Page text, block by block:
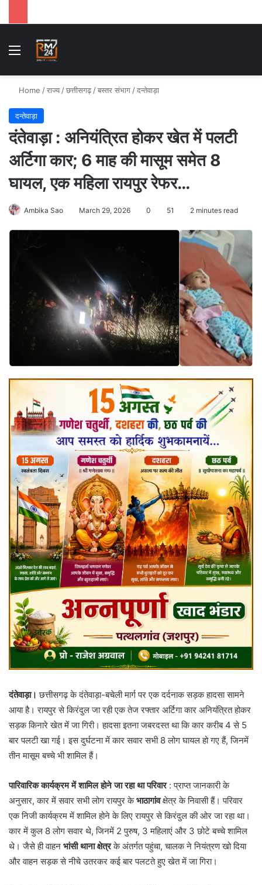
Menu
Home /राज्य /छत्तीसगढ़ /बस्तर संभाग /दन्तेवाड़ा
दन्तेवाड़ा
दंतेवाड़ा : अनियंत्रित होकर खेत में पलटी
अर्टिगा कार; 6 माह की मासूम समेत 8
घायल, एक महिला रायपुर रेफर…
Ambika Sao March 29, 2026 0 51 2 minutes read
दंतेवाड़ा। छत्तीसगढ़ के दंतेवाड़ा-बचेली मार्ग पर एक दर्दनाक सड़क हादसा सामने
आया है। रायपुर से किरंदुल जा रही एक तेज रफ्तार अर्टिगा कार अनियंत्रित होकर
सड़क किनारे खेत में जा गिरी। हादसा इतना जबरदस्त था कि कार करीब 4 से 5
बार पलटी खा गई। इस दुर्घटना में कार सवार सभी 8 लोग घायल हो गए हैं, जिनमें
तीन मासूम बच्चे भी शामिल हैं।
पारिवारिक कार्यक्रम में शामिल होने जा रहा था परिवार: ​प्राप्त जानकारी के
अनुसार, कार में सवार सभी लोग रायपुर केभाठागांवक्षेत्र के निवासी हैं। परिवार
एक निजी कार्यक्रम में शामिल होने के लिए रायपुर से किरंदुल की ओर जा रहा था।
कार में कुल 8 लोग सवार थे, जिनमें 2 पुरुष, 3 महिलाएं और 3 छोटे बच्चे शामिल
थे। जैसे ही वाहन भांसी थाना क्षेत्रके अंतर्गत पहुंचा, चालक ने नियंत्रण खो दिया
और वाहन सड़क से नीचे उतरकर कई बार पलटते हुए खेत में जा गिरा।